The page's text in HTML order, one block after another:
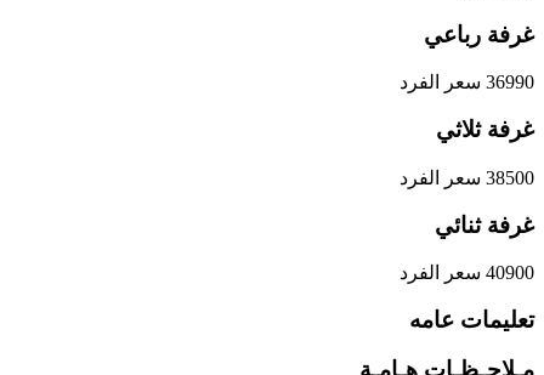
غرفة رباعي
36990 سعر الفرد
غرفة ثلاثي
38500 سعر الفرد
غرفة ثنائي
40900 سعر الفرد
تعليمات عامه
مـلاحـظـات هـامـة